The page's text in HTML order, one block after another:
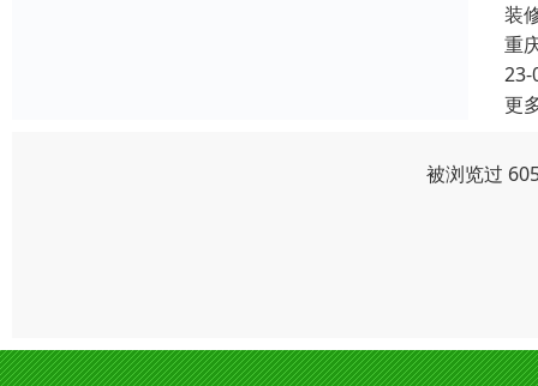
装
重
23-
更
被浏览过